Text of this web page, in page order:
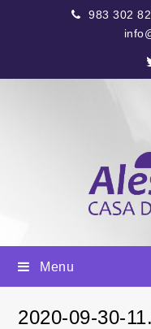
983 302
Menu
2020-09-30-